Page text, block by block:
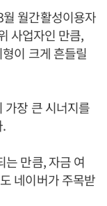
월간활성이용자
사업자인 만큼,
이 크게 흔들릴
가장 큰 시너지를
.
는 만큼, 자금 여
네이버가 주목받